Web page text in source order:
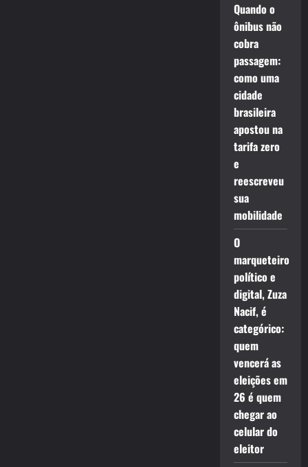
Quando o
ônibus não
cobra
passagem:
como uma
cidade
brasileira
apostou na
tarifa zero
e
reescreveu
sua
mobilidade
O
marqueteiro
político e
digital, Zuza
Nacif, é
categórico:
quem
vencerá as
eleições em
26 é quem
chegar ao
celular do
eleitor